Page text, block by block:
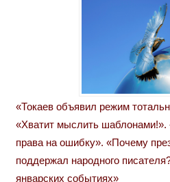
«Токаев объявил режим
«Хватит мыслить шаблонами!».
права на ошибку». «Почему
поддержал народного
январских событиях»